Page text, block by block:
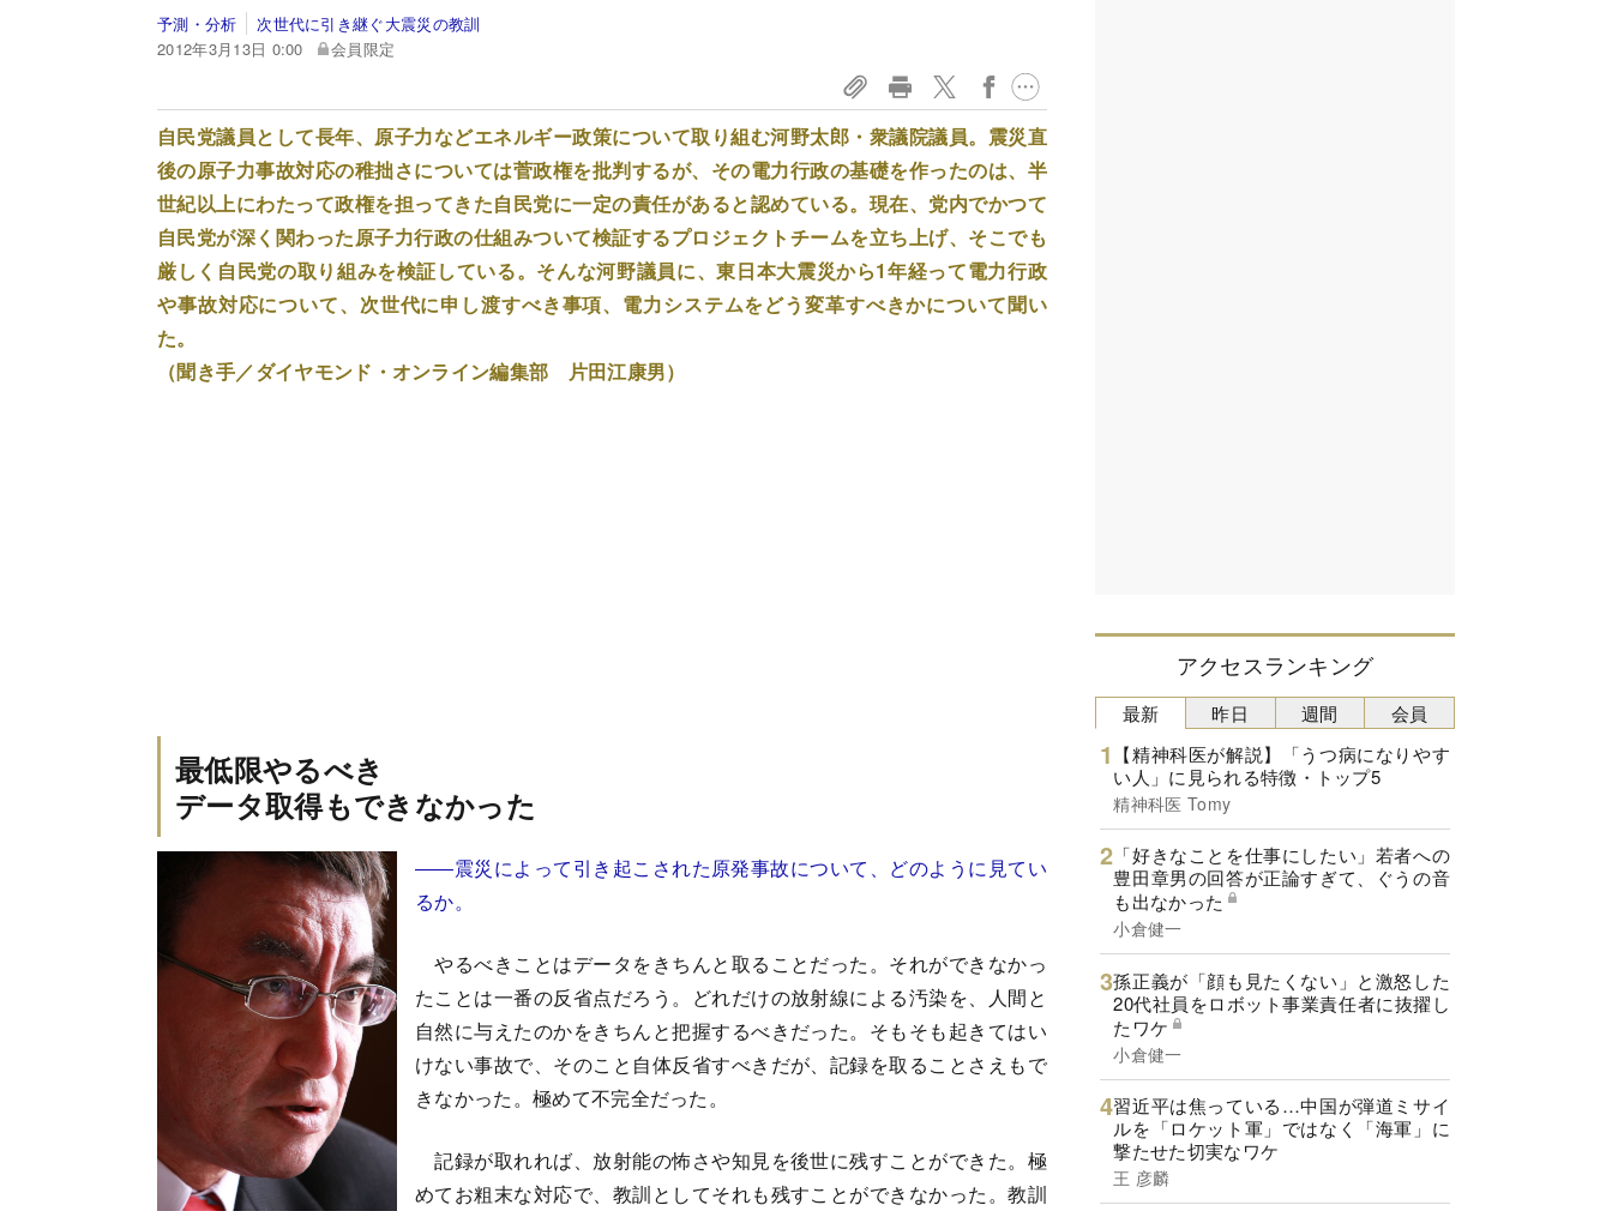
予測・分析
次世代に引き継ぐ大震災の教訓
2012年3月13日 0:00
会員限定
自民党議員として長年、原子力などエネルギー政策について取り組む河野太郎・衆議院議員。震災直
後の原子力事故対応の稚拙さについては菅政権を批判するが、その電力行政の基礎を作ったのは、半
世紀以上にわたって政権を担ってきた自民党に一定の責任があると認めている。現在、党内でかつて
自民党が深く関わった原子力行政の仕組みついて検証するプロジェクトチームを立ち上げ、そこでも
厳しく自民党の取り組みを検証している。そんな河野議員に、東日本大震災から1年経って電力行政
や事故対応について、次世代に申し渡すべき事項、電力システムをどう変革すべきかについて聞い
た。
（聞き手／ダイヤモンド・オンライン編集部 片田江康男）
最低限やるべき
データ取得もできなかった
――震災によって引き起こされた原発事故について、どのように見てい
るか。
やるべきことはデータをきちんと取ることだった。それができなかっ
たことは一番の反省点だろう。どれだけの放射線による汚染を、人間と
自然に与えたのかをきちんと把握するべきだった。そもそも起きてはい
けない事故で、そのこと自体反省すべきだが、記録を取ることさえもで
きなかった。極めて不完全だった。
記録が取れれば、放射能の怖さや知見を後世に残すことができた。極
めてお粗末な対応で、教訓としてそれも残すことができなかった。教訓
アクセスランキング
最新
【精神科医が解説】「うつ病になりやす
い人」に見られる特徴・トップ5
精神科医 Tomy
「好きなことを仕事にしたい」若者への
豊田章男の回答が正論すぎて、ぐうの音
も出なかった
小倉健一
孫正義が「顔も見たくない」と激怒した
20代社員をロボット事業責任者に抜擢し
たワケ
小倉健一
習近平は焦っている…中国が弾道ミサイ
ルを「ロケット軍」ではなく「海軍」に
撃たせた切実なワケ
王 彦麟
昨日 週間 会員